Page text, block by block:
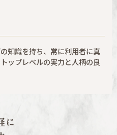
知識を持ち、常に利用者に真
ップレベルの実力と人柄の良
に